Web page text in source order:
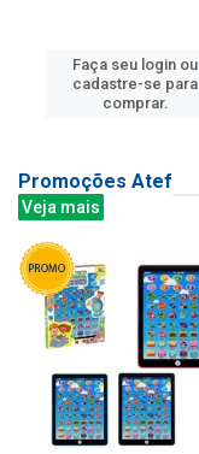
Faça seu login ou
cadastre-se para
comprar.
Promoções Atef
Veja mais